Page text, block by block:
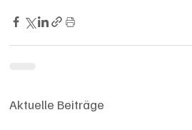
Aktuelle Beiträge